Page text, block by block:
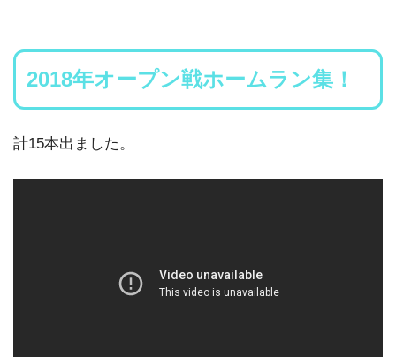
2018年オープン戦ホームラン集！
計15本出ました。